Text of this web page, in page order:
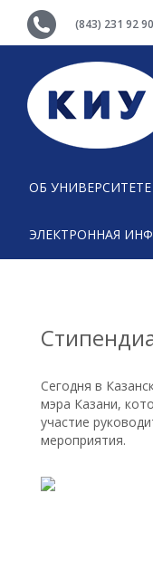
(843) 231 92 90
ОБ УНИВЕРСИТЕТЕ
ЭЛЕКТРОННАЯ
Сегодня в
мэра Казани,
участие
мероприятия.